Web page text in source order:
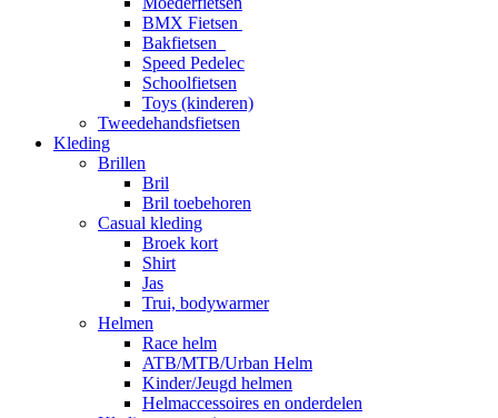
BMX Fietsen
Bakfietsen
Speed Pedelec
Schoolfietsen
Toys (kinderen)
Tweedehandsfietsen
Kleding
Brillen
Bril
Bril toebehoren
Casual kleding
Broek kort
Shirt
Jas
Trui, bodywarmer
Helmen
Race helm
ATB/MTB/Urban Helm
Kinder/Jeugd helmen
Helmaccessoires en onderdelen